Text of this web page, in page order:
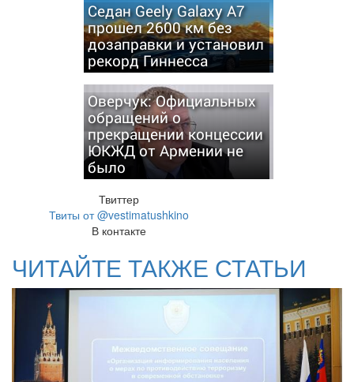
Седан Geely Galaxy A7
прошел 2600 км без
дозаправки и установил
рекорд Гиннесса
Оверчук: Официальных
обращений о
прекращении концессии
ЮКЖД от Армении не
было
Твиттер
Твиты от @vestimatushkino
В контакте
ЧИТАЙТЕ ТАКЖЕ СТАТЬИ